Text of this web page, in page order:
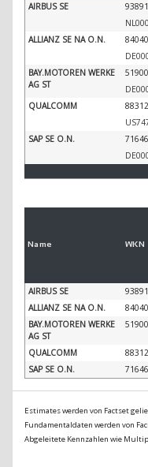
AIRBUS SE
ALLIANZ SE NA O.N.
BAY.MOTOREN WERKE
AG ST
QUALCOMM
SAP SE O.N.
Name WKN
AIRBUS SE
ALLIANZ SE NA O.N.
BAY.MOTOREN WERKE
AG ST
QUALCOMM
SAP SE O.N.
Estimates werden von Factset
Fundamentaldaten werden von
Abgeleitete Kennzahlen wie